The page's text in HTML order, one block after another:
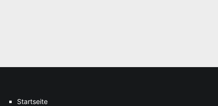
Startseite